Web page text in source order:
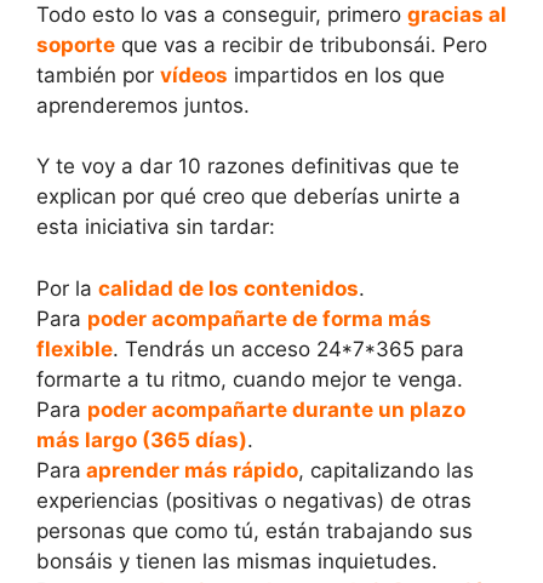
Todo esto lo vas a conseguir, primero gracias al
soporte que vas a recibir de tribubonsái. Pero
también por vídeos impartidos en los que
aprenderemos juntos.
Y te voy a dar 10 razones definitivas que te
explican por qué creo que deberías unirte a
esta iniciativa sin tardar:
Por la calidad de los contenidos.
Para poder acompañarte de forma más
flexible. Tendrás un acceso 24*7*365 para
formarte a tu ritmo, cuando mejor te venga.
Para poder acompañarte durante un plazo
más largo (365 días).
Para aprender más rápido, capitalizando las
experiencias (positivas o negativas) de otras
personas que como tú, están trabajando sus
bonsáis y tienen las mismas inquietudes.